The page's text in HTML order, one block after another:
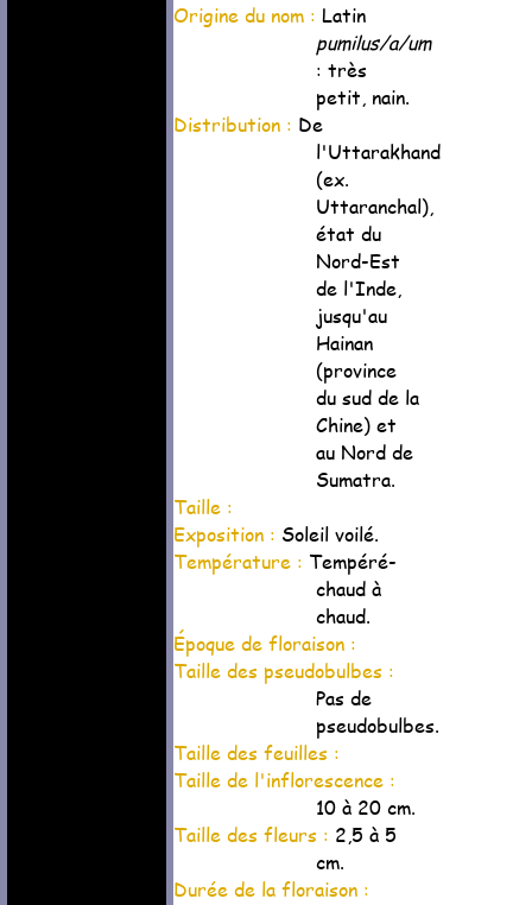
Origine du nom : Latin
pumilus/a/um
: très
petit, nain.
Distribution : De
l'Uttarakhand
(ex.
Uttaranchal),
état du
Nord-Est
de l'Inde,
jusqu'au
Hainan
(province
du sud de la
Chine) et
au Nord de
Sumatra.
Taille :
Exposition : Soleil voilé.
Température : Tempéré-
chaud à
chaud.
Époque de floraison :
Taille des pseudobulbes :
Pas de
pseudobulbes.
Taille des feuilles :
Taille de l'inflorescence :
10 à 20 cm.
Taille des fleurs : 2,5 à 5
cm.
Durée de la floraison :